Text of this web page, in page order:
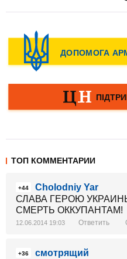
ТОП КОММЕНТАРИИ
+44
Cholodniy Yar
СЛАВА ГЕРОЮ
СМЕРТЬ ОККУПАНТАМ!
12.06.2014 19:03 Ответить
+36
смотрящий